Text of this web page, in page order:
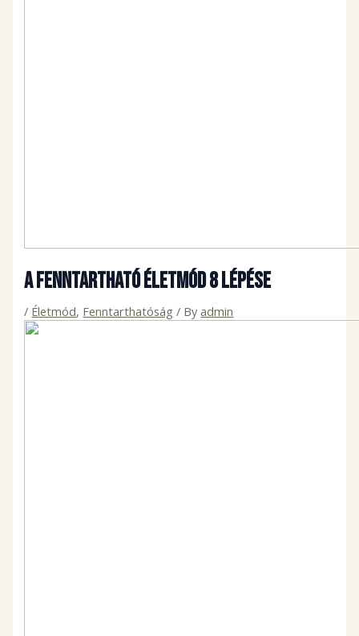
A fenntartható életmód 8 lépése
/ Életmód, Fenntarthatóság / Byadmin